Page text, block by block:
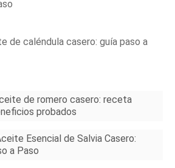
de caléndula casero: guía paso a
de romero casero: receta
probados
Esencial de Salvia Casero:
a Paso